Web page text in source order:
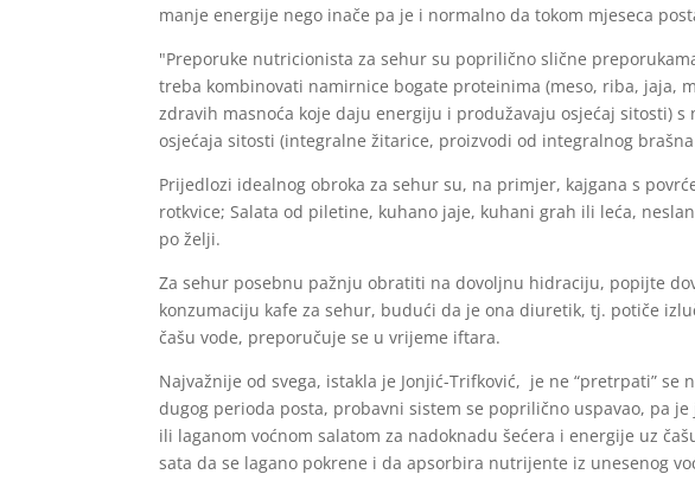
manje energije nego inače pa je i normalno da tokom mjeseca
"Preporuke nutricionista za sehur su poprilično slične
treba kombinovati namirnice bogate proteinima (meso, riba, jaja,
zdravih masnoća koje daju energiju i produžavaju osjećaj sitosti)
osjećaja sitosti (integralne žitarice, proizvodi od integralnog
Prijedlozi idealnog obroka za sehur su, na primjer, kajgana s
rotkvice; Salata od piletine, kuhano jaje, kuhani grah ili leća,
po želji.
Za sehur posebnu pažnju obratiti na dovoljnu hidraciju, popijte
konzumaciju kafe za sehur, budući da je ona diuretik, tj. potiče
čašu vode, preporučuje se u vrijeme iftara.
Najvažnije od svega, istakla je Jonjić-Trifković, je ne “pretrpati”
dugog perioda posta, probavni sistem se poprilično uspavao, pa
ili laganom voćnom salatom za nadoknadu šećera i energije uz
sata da se lagano pokrene i da apsorbira nutrijente iz unesenog